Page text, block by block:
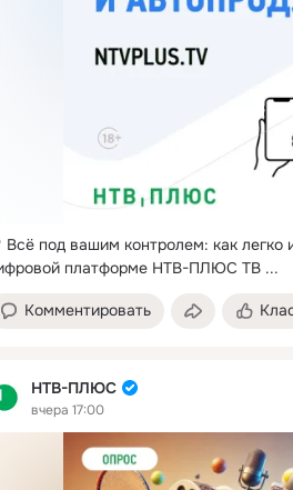
Всё под вашим контролем: как легко
платформе НТВ-ПЛЮС ТВ ...
Комментировать
НТВ-ПЛЮС
вчера 17:00